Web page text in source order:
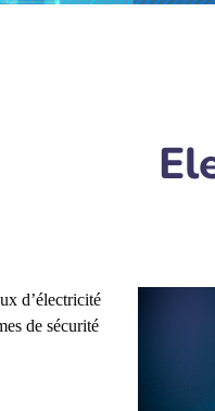
d’électricité
de sécurité